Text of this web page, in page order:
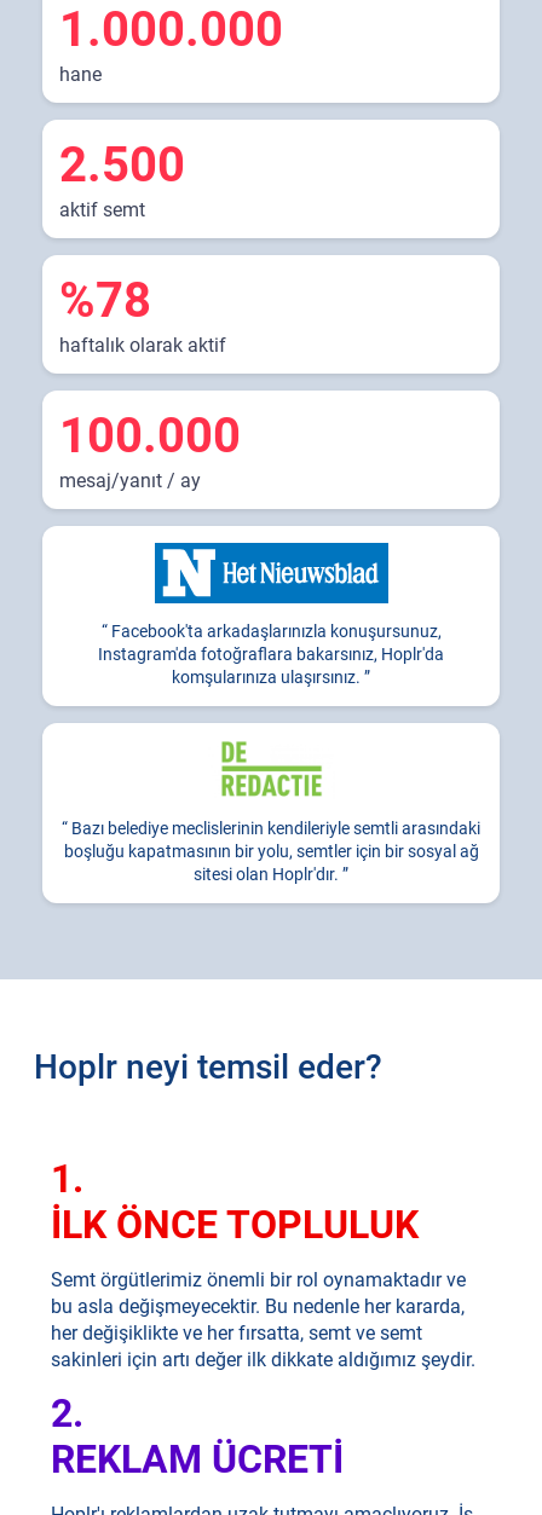
1.000.000
hane
2.500
aktif semt
%78
haftalık olarak aktif
100.000
mesaj/yanıt / ay
Facebook'ta arkadaşlarınızla konuşursunuz,
Instagram'da fotoğraflara bakarsınız, Hoplr'da
komşularınıza ulaşırsınız.
Bazı belediye meclislerinin kendileriyle semtli arasındaki
boşluğu kapatmasının bir yolu, semtler için bir sosyal ağ
sitesi olan Hoplr'dır.
Hoplr neyi temsil eder?
1.
İLK ÖNCE TOPLULUK
Semt örgütlerimiz önemli bir rol oynamaktadır ve
bu asla değişmeyecektir. Bu nedenle her kararda,
her değişiklikte ve her fırsatta, semt ve semt
sakinleri için artı değer ilk dikkate aldığımız şeydir.
2.
REKLAM ÜCRETI